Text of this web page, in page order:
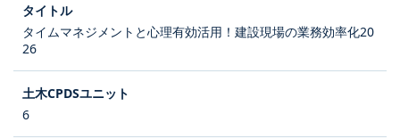
タイムマネジメントと心理有効活用！建設現場の業務効率化20
26
6